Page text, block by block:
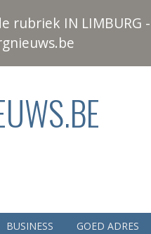
rubriek IN
BUSINESS
GOED ADRES